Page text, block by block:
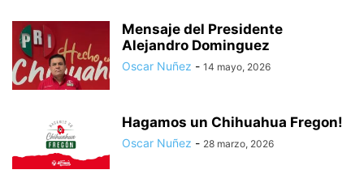
Mensaje del Presidente
Alejandro Dominguez
Oscar Nuñez - 14 mayo, 2026
Hagamos un Chihuahua Fregon!
Oscar Nuñez - 28 marzo, 2026